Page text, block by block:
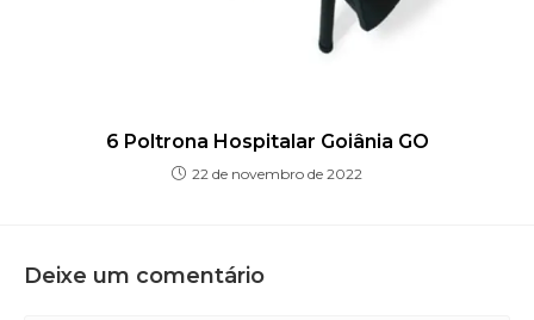
6 Poltrona Hospitalar Goiânia GO
22 de novembro de 2022
Deixe um comentário